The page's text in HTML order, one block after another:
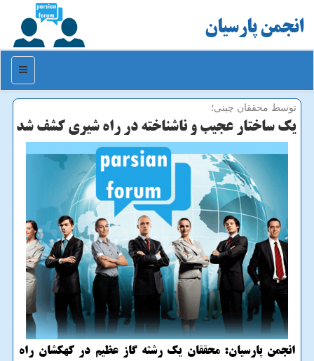
انجمن پارسیان
منو
توسط محققان چینی؛
یک ساختار عجیب و ناشناخته در راه شیری کشف شد
انجمن پارسیان: محققان یک رشته گاز عظیم در کهکشان راه